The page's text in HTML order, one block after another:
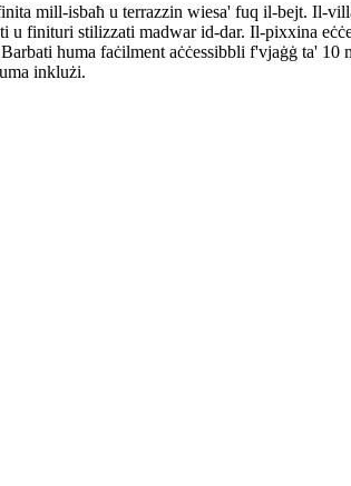
mill-isbaħ u terrazzin wiesa' fuq il-bejt. Il-
u finituri stilizzati madwar id-dar. Il-pixxina
huma faċilment aċċessibbli f'vjaġġ ta' 10
inklużi.